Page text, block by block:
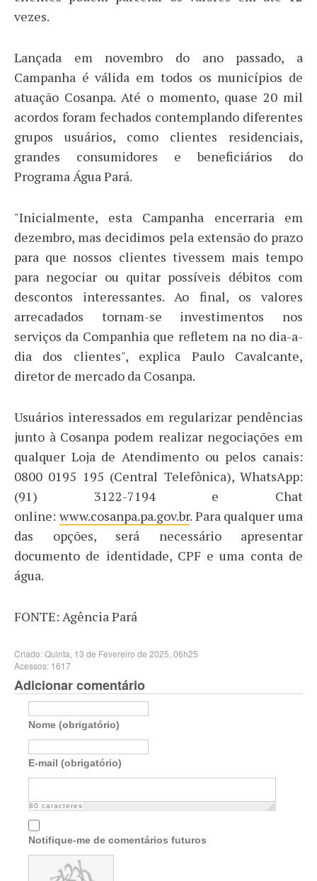
vezes.
Lançada em novembro do ano passado, a
Campanha é válida em todos os municípios de
atuação Cosanpa. Até o momento, quase 20 mil
acordos foram fechados contemplando diferentes
grupos usuários, como clientes residenciais,
grandes consumidores e beneficiários do
Programa Água Pará.
"Inicialmente, esta Campanha encerraria em
dezembro, mas decidimos pela extensão do prazo
para que nossos clientes tivessem mais tempo
para negociar ou quitar possíveis débitos com
descontos interessantes. Ao final, os valores
arrecadados tornam-se investimentos nos
serviços da Companhia que refletem na no dia-a-
dia dos clientes", explica Paulo Cavalcante,
diretor de mercado da Cosanpa.
Usuários interessados em regularizar pendências
junto à Cosanpa podem realizar negociações em
qualquer Loja de Atendimento ou pelos canais:
0800 0195 195 (Central Telefônica), WhatsApp:
(91) 3122-7194 e Chat
online: www.cosanpa.pa.gov.br. Para qualquer uma
das opções, será necessário apresentar
documento de identidade, CPF e uma conta de
água.
FONTE: Agência Pará
Criado: Quinta, 13 de Fevereiro de 2025, 06h25
Acessos: 1617
Adicionar comentário
Nome (obrigatório)
E-mail (obrigatório)
80 caracteres
Notifique-me de comentários futuros